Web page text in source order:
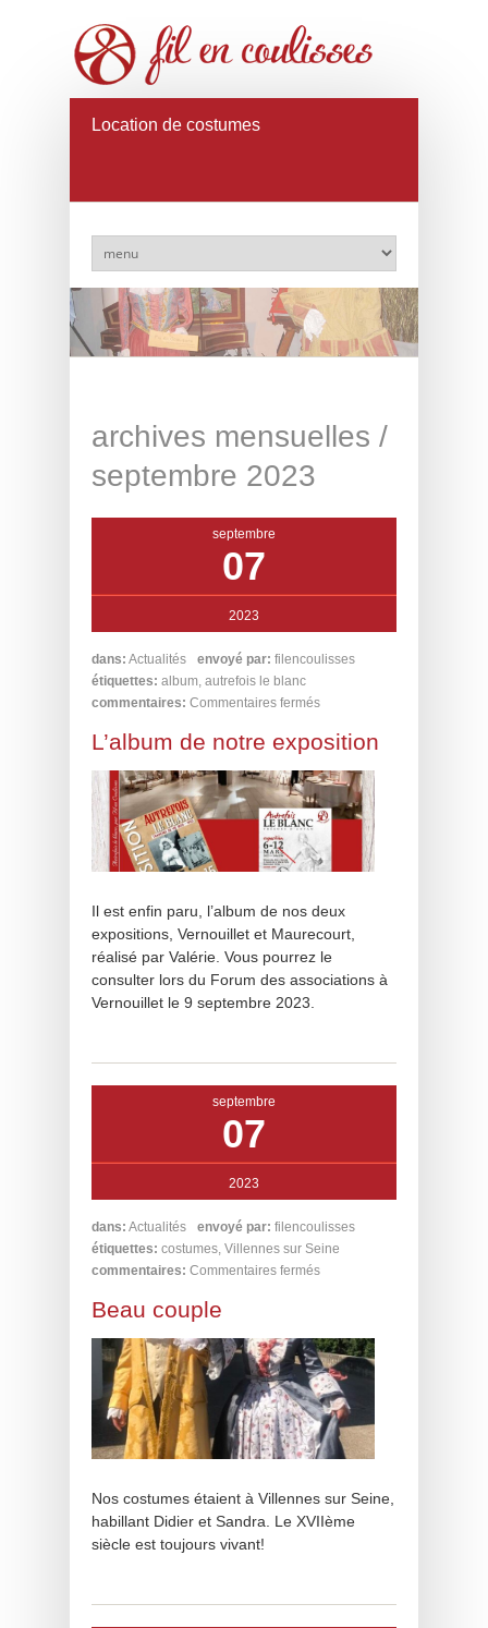
Location de costumes
archives mensuelles /
septembre 2023
septembre
07
2023
dans: Actualités envoyé par: filencoulisses
étiquettes: album, autrefois le blanc
commentaires: Commentaires fermés
L’album de notre exposition
Il est enfin paru, l’album de nos deux
expositions, Vernouillet et Maurecourt,
réalisé par Valérie. Vous pourrez le
consulter lors du Forum des associations à
Vernouillet le 9 septembre 2023.
septembre
07
2023
dans: Actualités envoyé par: filencoulisses
étiquettes: costumes, Villennes sur Seine
commentaires: Commentaires fermés
Beau couple
Nos costumes étaient à Villennes sur Seine,
habillant Didier et Sandra. Le XVIIème
siècle est toujours vivant!